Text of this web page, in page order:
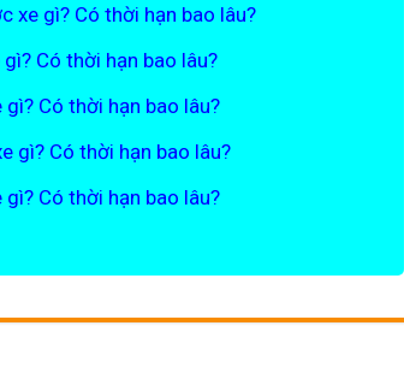
xe gì? Có thời hạn bao lâu?
Có thời hạn bao lâu?
Có thời hạn bao lâu?
gì? Có thời hạn bao lâu?
Có thời hạn bao lâu?